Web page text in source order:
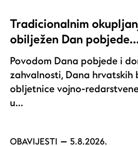
Tradicionalnim
obilježen Dan
Povodom Dana pobjede i
zahvalnosti, Dana hrvatskih
obljetnice vojno-
u…
OBAVIJESTI 5.8.2026.